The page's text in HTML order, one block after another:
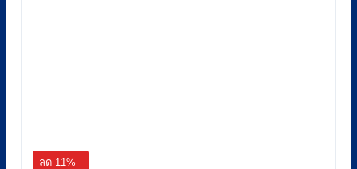
ลด 11%